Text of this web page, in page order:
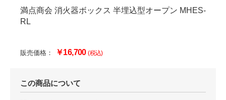
満点商会 消火器ボックス 半埋込型オープン MHES-
RL
販売価格： ￥16,700(税込)
この商品について